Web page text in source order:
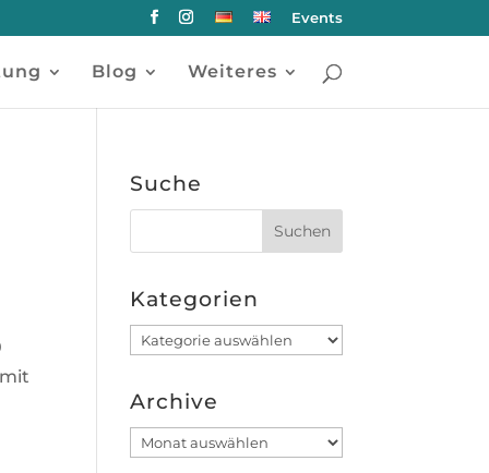
Events
Blog Weiteres
Suche
Kategorien
Kategorien
Archive
Archive